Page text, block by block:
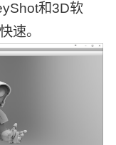
和3D软
速。